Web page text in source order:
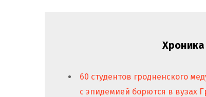
60 студентов гродненского
с эпидемией борются в вузах